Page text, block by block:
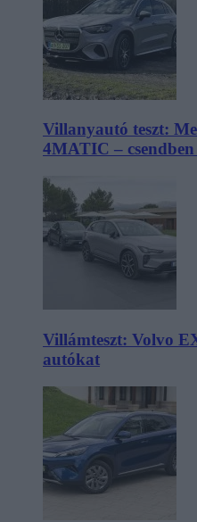
Villanyautó teszt:
4MATIC –
Villámteszt: Volvo
autókat